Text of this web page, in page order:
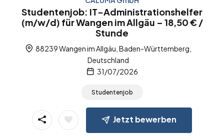
Studentenjob: IT-Administrationshelfer
(m/w/d) für Wangen im Allgäu – 18,50 € /
Stunde
88239 Wangen im Allgäu, Baden-Württemberg,
Deutschland
31/07/2026
Studentenjob
Jetzt bewerben